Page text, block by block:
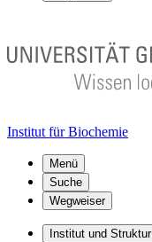
Institut für Biochemie
Menü
Suche
Wegweiser
Institut und Struktur